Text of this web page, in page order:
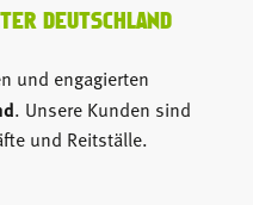
DEUTSCHLAND
und engagierten
. Unsere Kunden sind
und Reitställe.